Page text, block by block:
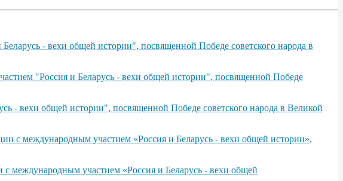
- вехи общей истории", посвященной Победе советского народа в
"Россия и Беларусь - вехи общей истории", посвященной Победе
- вехи общей истории", посвященной Победе советского народа в Великой
с международным участием «Россия и Беларусь - вехи общей истории»,
с международным участием «Россия и Беларусь - вехи общей